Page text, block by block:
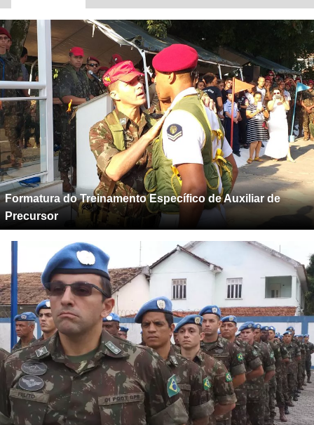
Formatura do Treinamento Específico de Auxiliar de
Precursor